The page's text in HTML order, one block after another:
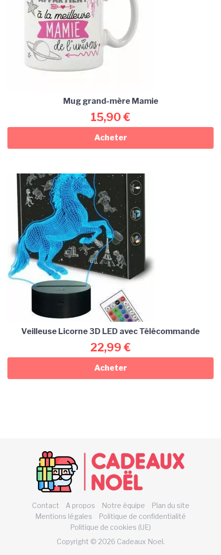
Mug grand-mère Mamie
15,90€
Acheter
Veilleuse Licorne 3D LED avec Télécommande
22,99 €
Acheter
Contact A propos Notre équipe
Plan du site
Mentions légales
Politique de confidentialité
Politique de cookies (UE)
Copyright © 2026 Cadeaux Noel.